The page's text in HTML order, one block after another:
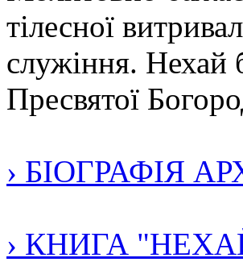
тілесної
служіння. Нехай
Пресвятої
› БІОГРАФІЯ
› КНИГА